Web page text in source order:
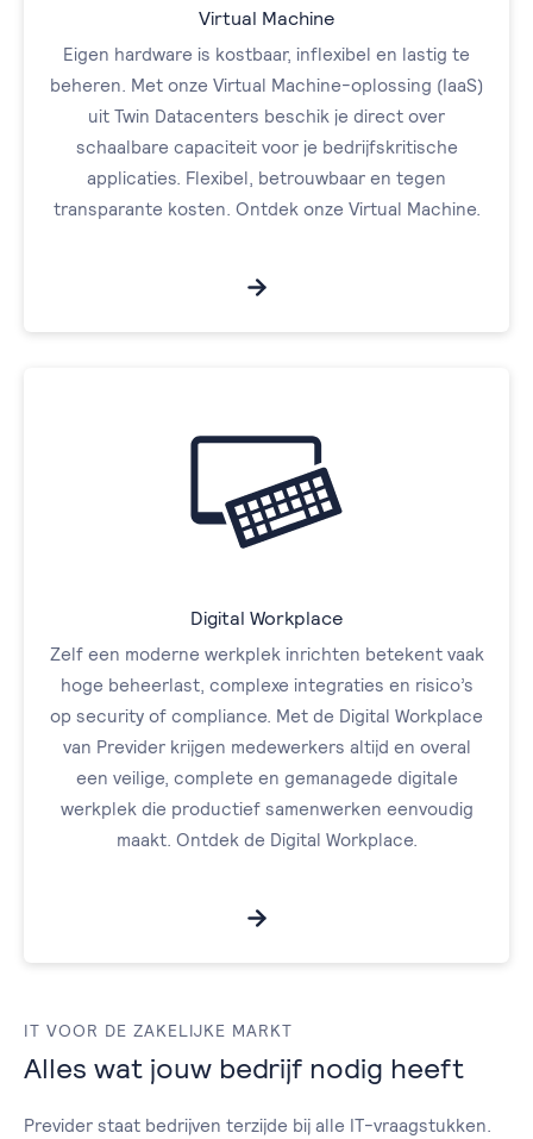
Virtual Machine
Eigen hardware is kostbaar, inflexibel en lastig te
beheren. Met onze Virtual Machine-oplossing (IaaS)
uit Twin Datacenters beschik je direct over
schaalbare capaciteit voor je bedrijfskritische
applicaties. Flexibel, betrouwbaar en tegen
transparante kosten. Ontdek onze Virtual Machine.
Digital Workplace
Zelf een moderne werkplek inrichten betekent vaak
hoge beheerlast, complexe integraties en risico’s
op security of compliance. Met de Digital Workplace
van Previder krijgen medewerkers altijd en overal
een veilige, complete en gemanagede digitale
werkplek die productief samenwerken eenvoudig
maakt. Ontdek de Digital Workplace.
IT VOOR DE ZAKELIJKE MARKT
Alles wat jouw bedrijf nodig heeft
Previder staat bedrijven terzijde bij alle IT-vraagstukken.